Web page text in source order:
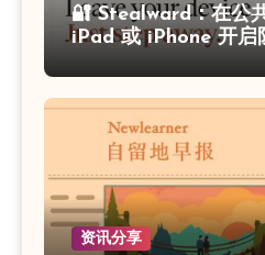
🔐 Stealward：在公
iPad 或 iPhone 开启
资讯分享